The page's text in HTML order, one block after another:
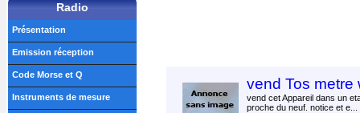
vend Tos metre
vend cet Appareil dans un
proche du neuf. notice et e...
Radio
Présentation
Emission réception
Code Morse et Q
Instruments de mesure